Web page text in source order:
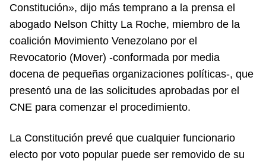
Constitución», dijo más temprano a la prensa el
abogado Nelson Chitty La Roche, miembro de la
coalición Movimiento Venezolano por el
Revocatorio (Mover) -conformada por media
docena de pequeñas organizaciones políticas-, que
presentó una de las solicitudes aprobadas por el
CNE para comenzar el procedimiento.
La Constitución prevé que cualquier funcionario
electo por voto popular puede ser removido de su